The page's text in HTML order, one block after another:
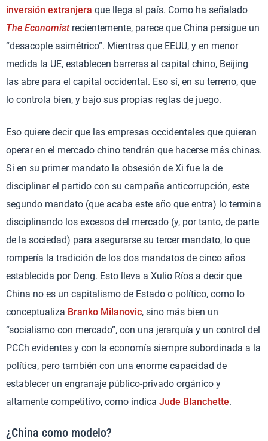
inversión extranjera que llega al país. Como ha señalado
The Economistrecientemente, parece que China persigue un
“desacople asimétrico”. Mientras que EEUU, y en menor
medida la UE, establecen barreras al capital chino, Beijing
las abre para el capital occidental. Eso sí, en su terreno, que
lo controla bien, y bajo sus propias reglas de juego.
Eso quiere decir que las empresas occidentales que quieran
operar en el mercado chino tendrán que hacerse más chinas.
Si en su primer mandato la obsesión de Xi fue la de
disciplinar el partido con su campaña anticorrupción, este
segundo mandato (que acaba este año que entra) lo termina
disciplinando los excesos del mercado (y, por tanto, de parte
de la sociedad) para asegurarse su tercer mandato, lo que
rompería la tradición de los dos mandatos de cinco años
establecida por Deng. Esto lleva a Xulio Ríos a decir que
China no es un capitalismo de Estado o político, como lo
conceptualiza Branko Milanovic, sino más bien un
“socialismo con mercado”, con una jerarquía y un control del
PCCh evidentes y con la economía siempre subordinada a la
política, pero también con una enorme capacidad de
establecer un engranaje público-privado orgánico y
altamente competitivo, como indica Jude Blanchette.
¿China como modelo?